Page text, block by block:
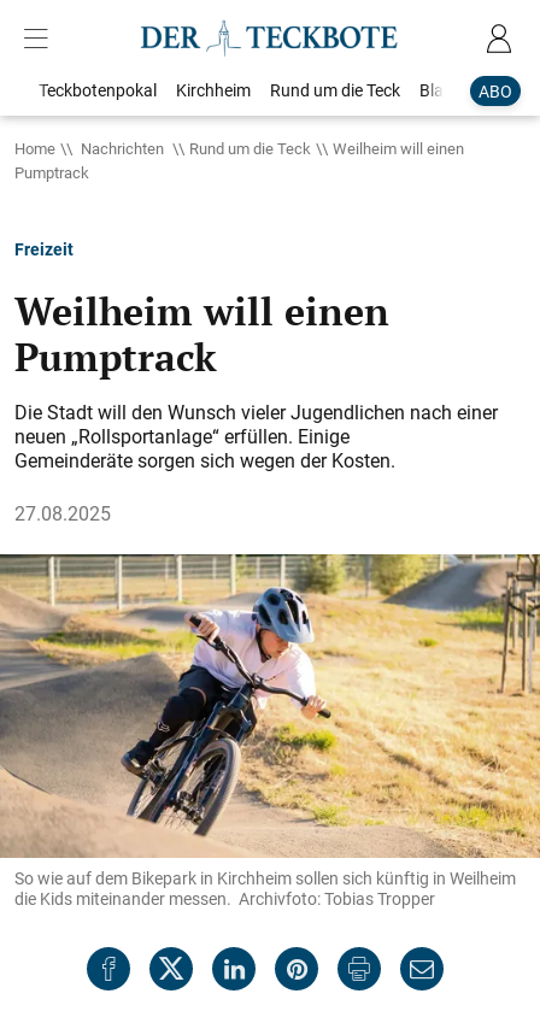
ABO
Teckbotenpokal Kirchheim Rund um die Teck Blaulicht
Home Nachrichten Rund um die Teck
Weilheim will einen
Pumptrack
Freizeit
Weilheim will einen
Pumptrack
Die Stadt will den Wunsch vieler Jugendlichen nach einer
neuen „Rollsportanlage“ erfüllen. Einige
Gemeinderäte sorgen sich wegen der Kosten.
27.08.2025
So wie auf dem Bikepark in Kirchheim sollen sich künftig in Weilheim
die Kids miteinander messen. Archivfoto: Tobias Tropper